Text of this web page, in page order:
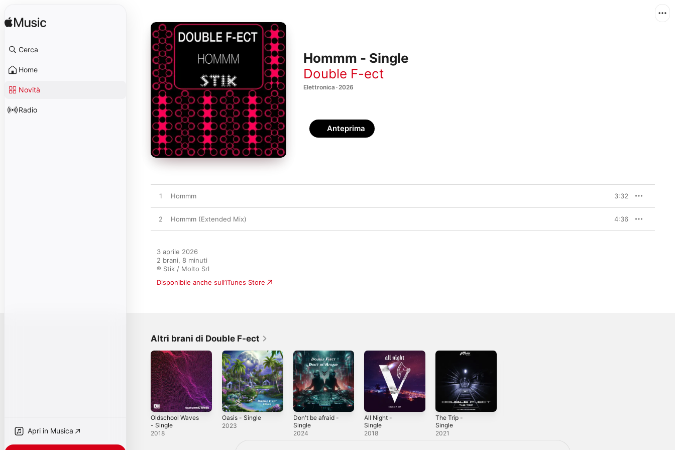
Cerca
Home
Novità
Radio
Apri in Musica
Hommm - Single
Double F-ect
Elettronica · 2026
Anteprima
1 Hommm 3:32
2 Hommm (Extended Mix) 4:36
3 aprile 2026
2 brani, 8 minuti
℗ Stik / Molto Srl
Disponibile anche sull’iTunes Store
Altri brani di Double F-ect
Oldschool Waves
- Single
2018
Oasis - Single
2023
Don't be afraid -
Single
2024
All Night -
Single
2018
The Trip -
Single
2021